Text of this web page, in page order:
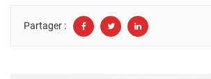
Partager :